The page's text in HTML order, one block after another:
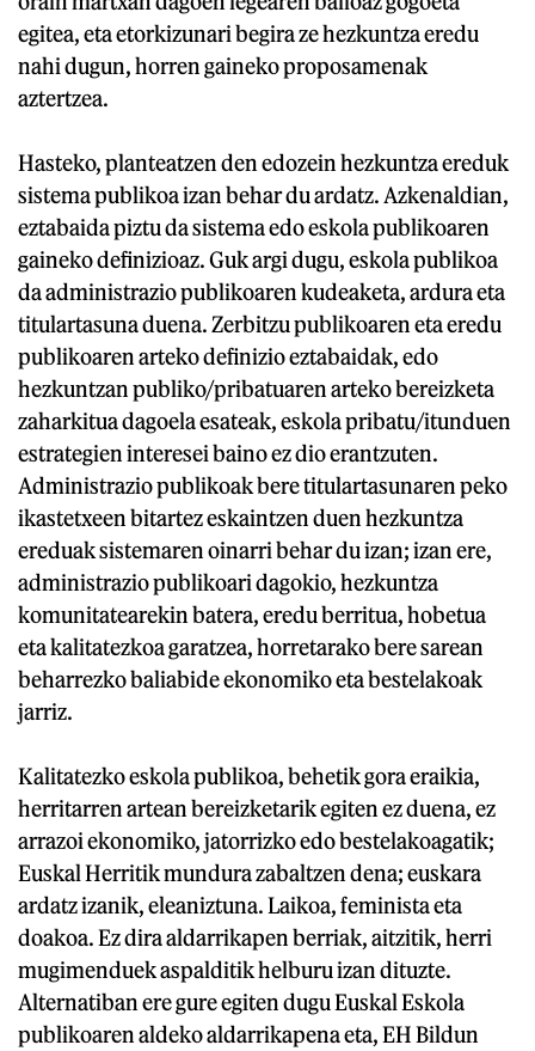
egitea, eta etorkizunari begira ze hezkuntza eredu
nahi dugun, horren gaineko proposamenak
aztertzea.
Hasteko, planteatzen den edozein hezkuntza ereduk
sistema publikoa izan behar du ardatz. Azkenaldian,
eztabaida piztu da sistema edo eskola publikoaren
gaineko definizioaz. Guk argi dugu, eskola publikoa
da administrazio publikoaren kudeaketa, ardura eta
titulartasuna duena. Zerbitzu publikoaren eta eredu
publikoaren arteko definizio eztabaidak, edo
hezkuntzan publiko/pribatuaren arteko bereizketa
zaharkitua dagoela esateak, eskola pribatu/itunduen
estrategien interesei baino ez dio erantzuten.
Administrazio publikoak bere titulartasunaren peko
ikastetxeen bitartez eskaintzen duen hezkuntza
ereduak sistemaren oinarri behar du izan; izan ere,
administrazio publikoari dagokio, hezkuntza
komunitatearekin batera, eredu berritua, hobetua
eta kalitatezkoa garatzea, horretarako bere sarean
beharrezko baliabide ekonomiko eta bestelakoak
jarriz.
Kalitatezko eskola publikoa, behetik gora eraikia,
herritarren artean bereizketarik egiten ez duena, ez
arrazoi ekonomiko, jatorrizko edo bestelakoagatik;
Euskal Herritik mundura zabaltzen dena; euskara
ardatz izanik, eleaniztuna. Laikoa, feminista eta
doakoa. Ez dira aldarrikapen berriak, aitzitik, herri
mugimenduek aspalditik helburu izan dituzte.
Alternatiban ere gure egiten dugu Euskal Eskola
publikoaren aldeko aldarrikapena eta, EH Bildun